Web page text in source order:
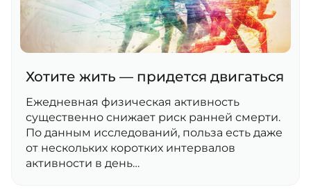
Хотите жить — придется двигаться
Ежедневная физическая активность
существенно снижает риск ранней смерти.
По данным исследований, польза есть даже
от нескольких коротких интервалов
активности в день…